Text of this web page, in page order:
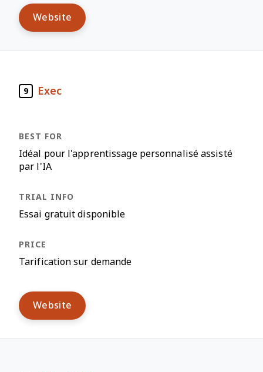
Website
9 Exec
Idéal pour l'apprentissage personnalisé assisté
par l'IA
Essai gratuit disponible
Tarification sur demande
Website